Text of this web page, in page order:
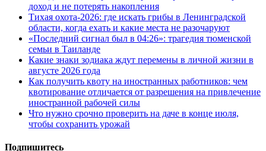
доход и не потерять накопления
Тихая охота-2026: где искать грибы в Ленинградской
области, когда ехать и какие места не разочаруют
«Последний сигнал был в 04:26»: трагедия тюменской
семьи в Таиланде
Какие знаки зодиака ждут перемены в личной жизни в
августе 2026 года
Как получить квоту на иностранных работников: чем
квотирование отличается от разрешения на привлечение
иностранной рабочей силы
Что нужно срочно проверить на даче в конце июля,
чтобы сохранить урожай
Подпишитесь